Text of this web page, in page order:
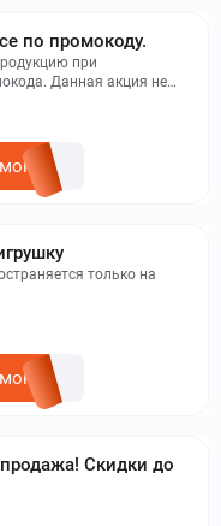
по промокоду.
при
Данная акция не
одновременно с
Не распространяется на
на скидке
только на
Скидки до